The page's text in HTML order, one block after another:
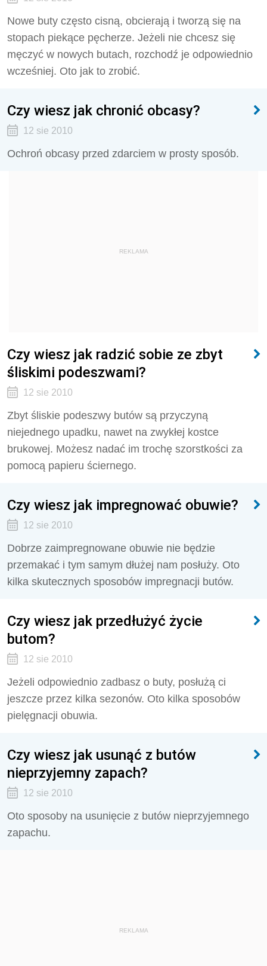
Nowe buty często cisną, obcierają i tworzą się na
stopach piekące pęcherze. Jeżeli nie chcesz się
męczyć w nowych butach, rozchodź je odpowiednio
wcześniej. Oto jak to zrobić.
Czy wiesz jak chronić obcasy?
12 sie 2010
Ochroń obcasy przed zdarciem w prosty sposób.
REKLAMA
Czy wiesz jak radzić sobie ze zbyt
śliskimi podeszwami?
12 sie 2010
Zbyt śliskie podeszwy butów są przyczyną
niejednego upadku, nawet na zwykłej kostce
brukowej. Możesz nadać im trochę szorstkości za
pomocą papieru ściernego.
Czy wiesz jak impregnować obuwie?
12 sie 2010
Dobrze zaimpregnowane obuwie nie będzie
przemakać i tym samym dłużej nam posłuży. Oto
kilka skutecznych sposobów impregnacji butów.
Czy wiesz jak przedłużyć życie
butom?
12 sie 2010
Jeżeli odpowiednio zadbasz o buty, posłużą ci
jeszcze przez kilka sezonów. Oto kilka sposobów
pielęgnacji obuwia.
Czy wiesz jak usunąć z butów
nieprzyjemny zapach?
12 sie 2010
Oto sposoby na usunięcie z butów nieprzyjemnego
zapachu.
REKLAMA